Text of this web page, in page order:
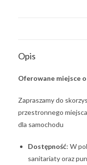
Opis
Oferowane miejsce
Zapraszamy do
przestronnego
dla samochodu
Dostępność: W
sanitariaty oraz